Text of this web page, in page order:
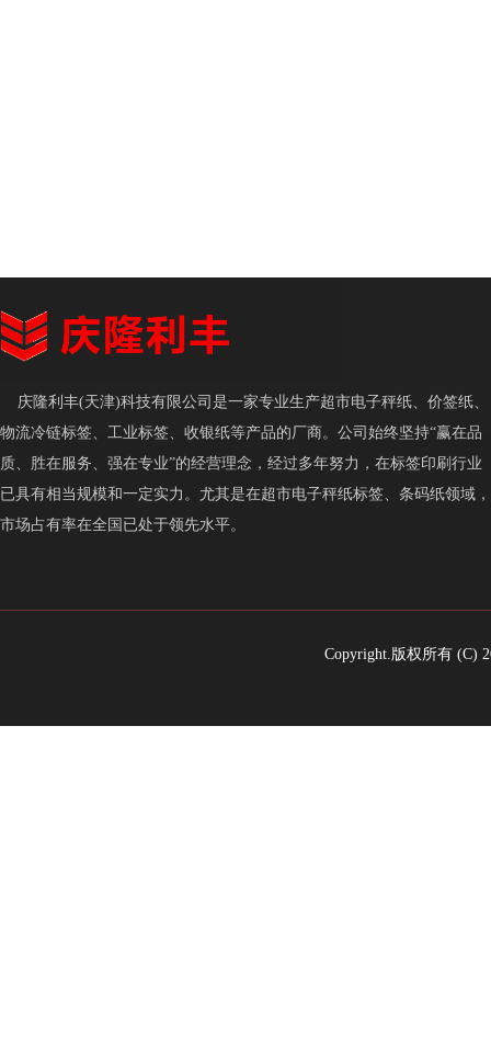
庆隆利丰(天津)科技有限公司是一家专业生产超市电子秤纸、价签纸、
物流冷链标签、工业标签、收银纸等产品的厂商。公司始终坚持“赢在品
质、胜在服务、强在专业”的经营理念，经过多年努力，在标签印刷行业
已具有相当规模和一定实力。尤其是在超市电子秤纸标签、条码纸领域，
市场占有率在全国已处于领先水平。
Copyright.版权所有 (C)